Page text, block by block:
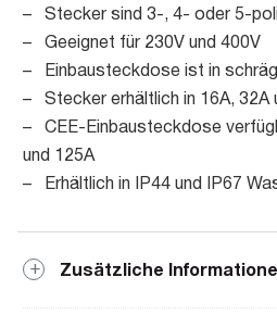
– Stecker sind 3-, 4- oder 5-
– Geeignet für 230V und 400V
– Einbausteckdose ist in
– Stecker erhältlich in 16A, 32A
– CEE-Einbausteckdose
und 125A
– Erhältlich in IP44 und IP67
Zusätzliche